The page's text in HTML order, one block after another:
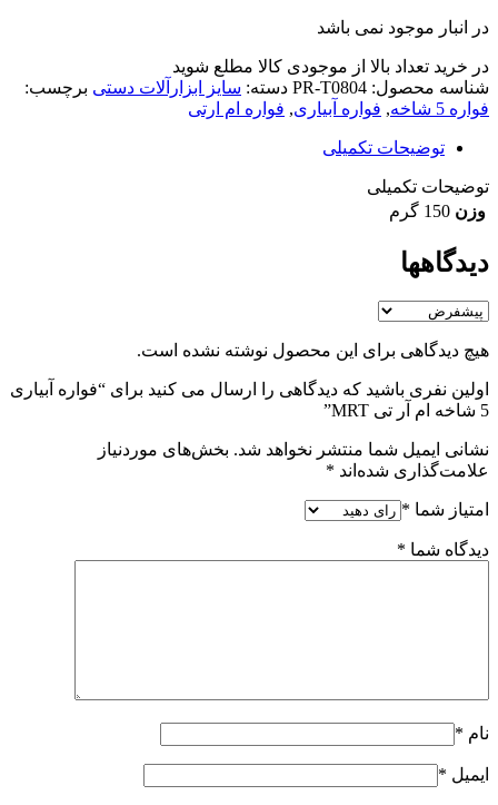
در انبار موجود نمی باشد
در خرید تعداد بالا از موجودی کالا مطلع شوید
شناسه محصول: PR-T0804 دسته: سایز ابزارآلات دستی برچسب:
فواره 5 شاخه
, فواره آبیاری, فواره ام ارتی
توضیحات تکمیلی
توضیحات تکمیلی
وزن 150 گرم
دیدگاهها
هیچ دیدگاهی برای این محصول نوشته نشده است.
اولین نفری باشید که دیدگاهی را ارسال می کنید برای “فواره آبیاری
5 شاخه ام آر تی MRT”
نشانی ایمیل شما منتشر نخواهد شد. بخش‌های موردنیاز
علامت‌گذاری شده‌اند *
امتیاز شما *
دیدگاه شما *
نام *
ایمیل *